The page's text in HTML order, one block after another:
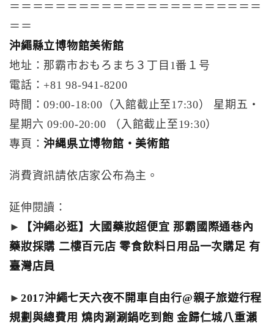
＝＝＝＝＝＝＝＝＝＝＝＝＝＝＝＝＝＝＝＝＝＝
＝＝
沖繩縣立博物館美術館
地址：那霸市おもろまち３丁目1番１号
電話：+81 98-941-8200
時間：09:00-18:00（入館截止至17:30） 星期五・
星期六 09:00-20:00 （入館截止至19:30）
專頁：沖縄県立博物館・美術館
消費資訊請依店家公布為主。
延伸閱讀：
►
【沖繩必逛】大國藥妝超便宜 那霸國際通巷內
藥妝採購 二樓百元店 零食飲料日用品一次購足 有
臺灣店員
► 2017沖繩七天六夜不開車自由行@親子旅遊行程
規劃與總費用 燒肉涮涮鍋吃到飽 金歸仁城八重瀨